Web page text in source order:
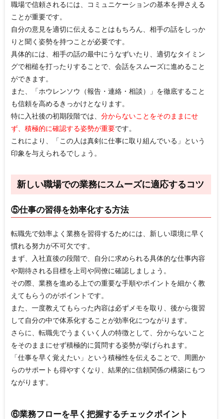
職場で信頼されるには、コミュニケーションの基本を押さえる
ことが重要です。
自分の意見を適切に伝えることはもちろん、相手の話をしっか
りと聞く姿勢を持つことが必要です。
具体的には、相手の話の最中にうなずいたり、適切なタイミン
グで相槌を打ったりすることで、会話をスムーズに進めること
ができます。
また、「ホウレンソウ（報告・連絡・相談）」を徹底すること
も信頼を高めるきっかけとなります。
特に入社後の初期段階では、 分からないことをそのままにせ
ず、積極的に確認する姿勢が重要です。
これにより、「この人は真剣に仕事に取り組んでいる」という
印象を与えられるでしょう。
新しい職場での業務にスムーズに適応するコツ
⑤仕事の習得を効率化する方法
転職先で効率よく業務を習得するためには、新しい環境に早く
慣れる努力が不可欠です。
まず、入社直後の段階で、自分に求められる具体的な仕事内容
や期待される目標を上司や同僚に確認しましょう。
その際、業務を進める上での重要な手順やポイントを細かく教
えてもらうのがポイントです。
また、一度教えてもらった内容は必ずメモを取り、後から復習
して自分の中で体系化することが効率化につながります。
さらに、転職先でうまくいく人の特徴として、分からないこと
をそのままにせず積極的に質問する姿勢が挙げられます。
「仕事を早く覚えたい」という積極性を伝えることで、周囲か
らのサポートも得やすくなり、結果的に信頼関係の構築にもつ
ながります。
⑥業務フローを早く把握するチェックポイント